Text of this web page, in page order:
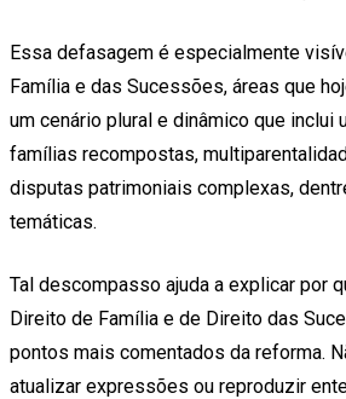
Essa defasagem é especialmente
Família e das Sucessões, áreas que
um cenário plural e dinâmico que inclui
famílias recompostas,
disputas patrimoniais complexas,
temáticas.
Tal descompasso ajuda a explicar por
Direito de Família e de Direito das
pontos mais comentados da reforma.
atualizar expressões ou reproduzir